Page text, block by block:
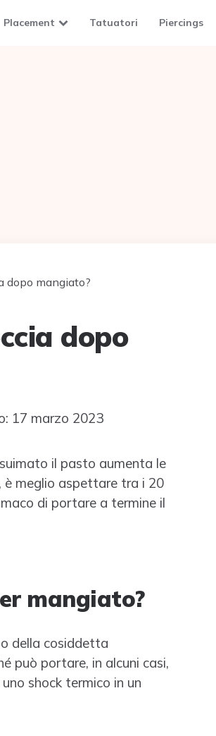
Placement Tatuatori Piercings
dopo mangiato?
dopo
17 marzo 2023
il pasto aumenta le
è meglio aspettare tra i 20
di portare a termine il
mangiato?
della cosiddetta
può portare, in alcuni casi,
shock termico in un